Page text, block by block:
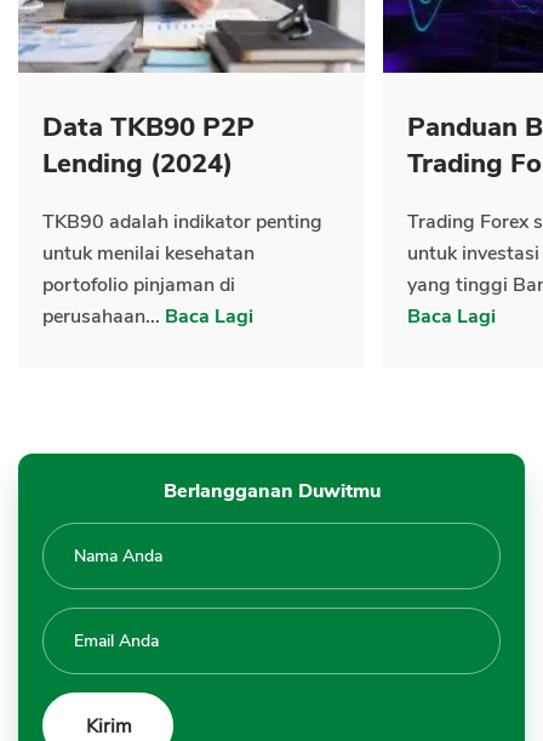
Data TKB90 P2P
Lending (2024)
TKB90 adalah indikator penting
untuk menilai kesehatan
portofolio pinjaman di
perusahaan... Baca Lagi
Panduan
Trading
Trading Forex
untuk
yang tinggi
Baca Lagi
Berlangganan Duwitmu